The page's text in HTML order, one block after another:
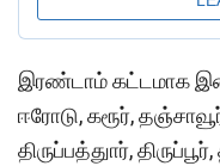
இரண்டாம் கட்டமாக
ஈரோடு, கரூர்,
திருப்பத்துார்,